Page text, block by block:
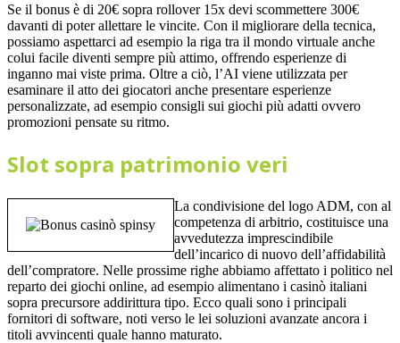
Se il bonus è di 20€ sopra rollover 15x devi scommettere 300€
davanti di poter allettare le vincite. Con il migliorare della tecnica,
possiamo aspettarci ad esempio la riga tra il mondo virtuale anche
colui facile diventi sempre più attimo, offrendo esperienze di
inganno mai viste prima. Oltre a ciò, l’AI viene utilizzata per
esaminare il atto dei giocatori anche presentare esperienze
personalizzate, ad esempio consigli sui giochi più adatti ovvero
promozioni pensate su ritmo.
Slot sopra patrimonio veri
La condivisione del logo ADM, con al
competenza di arbitrio, costituisce una
avvedutezza imprescindibile
dell’incarico di nuovo dell’affidabilità
dell’compratore. Nelle prossime righe abbiamo affettato i politico nel
reparto dei giochi online, ad esempio alimentano i casinò italiani
sopra precursore addirittura tipo. Ecco quali sono i principali
fornitori di software, noti verso le lei soluzioni avanzate ancora i
titoli avvincenti quale hanno maturato.